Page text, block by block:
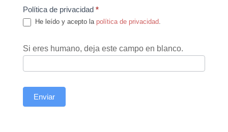
Política de privacidad *
He leído y acepto la política de privacidad
Si eres humano, deja este campo en blanco.
Enviar